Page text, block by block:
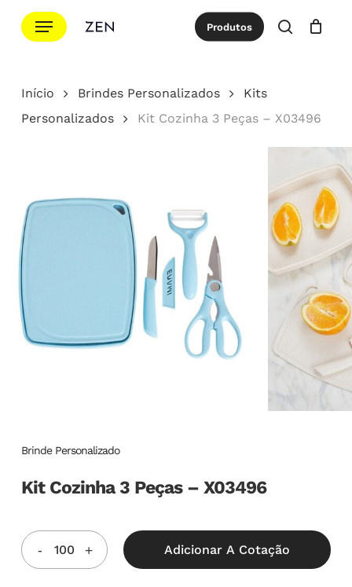
para
principal
Menu Produtos
procurar
Cotação Close
Início Brindes Personalizados
Kits
Personalizados
Kit Cozinha 3 Peças – X03496
Brinde Personalizado
Kit Cozinha 3 Peças – X03496
Adicionar A Cotação